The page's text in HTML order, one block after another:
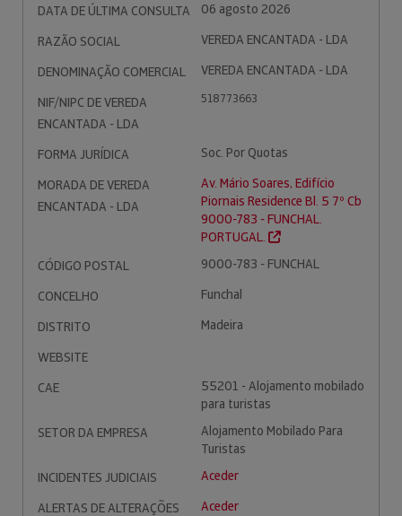
DATA DE ÚLTIMA CONSULTA
06 agosto 2026
RAZÃO SOCIAL
VEREDA ENCANTADA - LDA
DENOMINAÇÃO COMERCIAL
VEREDA ENCANTADA - LDA
NIF/NIPC DE VEREDA
ENCANTADA - LDA
518773663
FORMA JURÍDICA
Soc. Por Quotas
MORADA DE VEREDA
ENCANTADA - LDA
Av. Mário Soares, Edifício
Piornais Residence Bl. 5 7º Cb
9000-783 - FUNCHAL.
PORTUGAL.
CÓDIGO POSTAL
9000-783 - FUNCHAL
CONCELHO
Funchal
DISTRITO
Madeira
WEBSITE
CAE
55201 - Alojamento mobilado
para turistas
SETOR DA EMPRESA
Alojamento Mobilado Para
Turistas
INCIDENTES JUDICIAIS
Aceder
ALERTAS DE ALTERAÇÕES
Aceder